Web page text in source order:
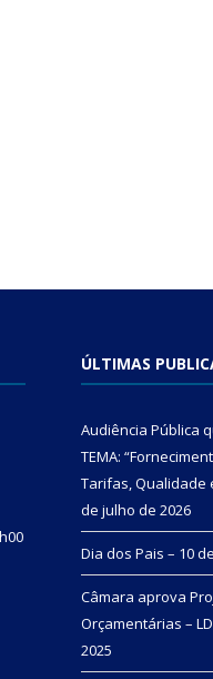
ÚLTIMAS
Audiência Pública
TEMA:
Tarifas, Qualidade
de julho de 2026
Dia dos Pais – 10
Câmara aprova
Orçamentárias –
2025